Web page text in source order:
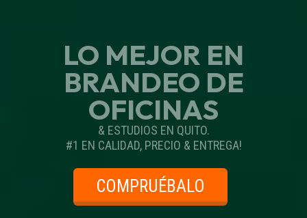
LO MEJOR EN
BRANDEO DE
OFICINAS
& ESTUDIOS EN QUITO.
#1 EN CALIDAD, PRECIO & ENTREGA!
COMPRUÉBALO